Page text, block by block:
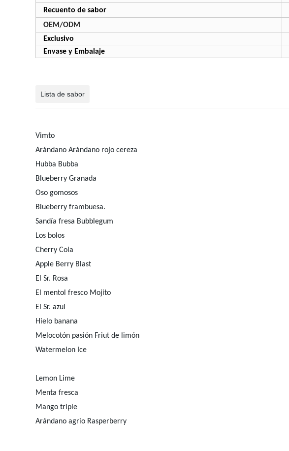
Recuento de sabor
OEM/ODM
Exclusivo
Envase y Embalaje
Lista de sabor
Vimto
Arándano Arándano rojo cereza
Hubba Bubba
Blueberry Granada
Oso gomosos
Blueberry frambuesa.
Sandía fresa Bubblegum
Los bolos
Cherry Cola
Apple Berry Blast
El Sr. Rosa
El mentol fresco Mojito
El Sr. azul
Hielo banana
Melocotón pasión Friut de limón
Watermelon Ice
Lemon Lime
Menta fresca
Mango triple
Arándano agrio Rasperberry